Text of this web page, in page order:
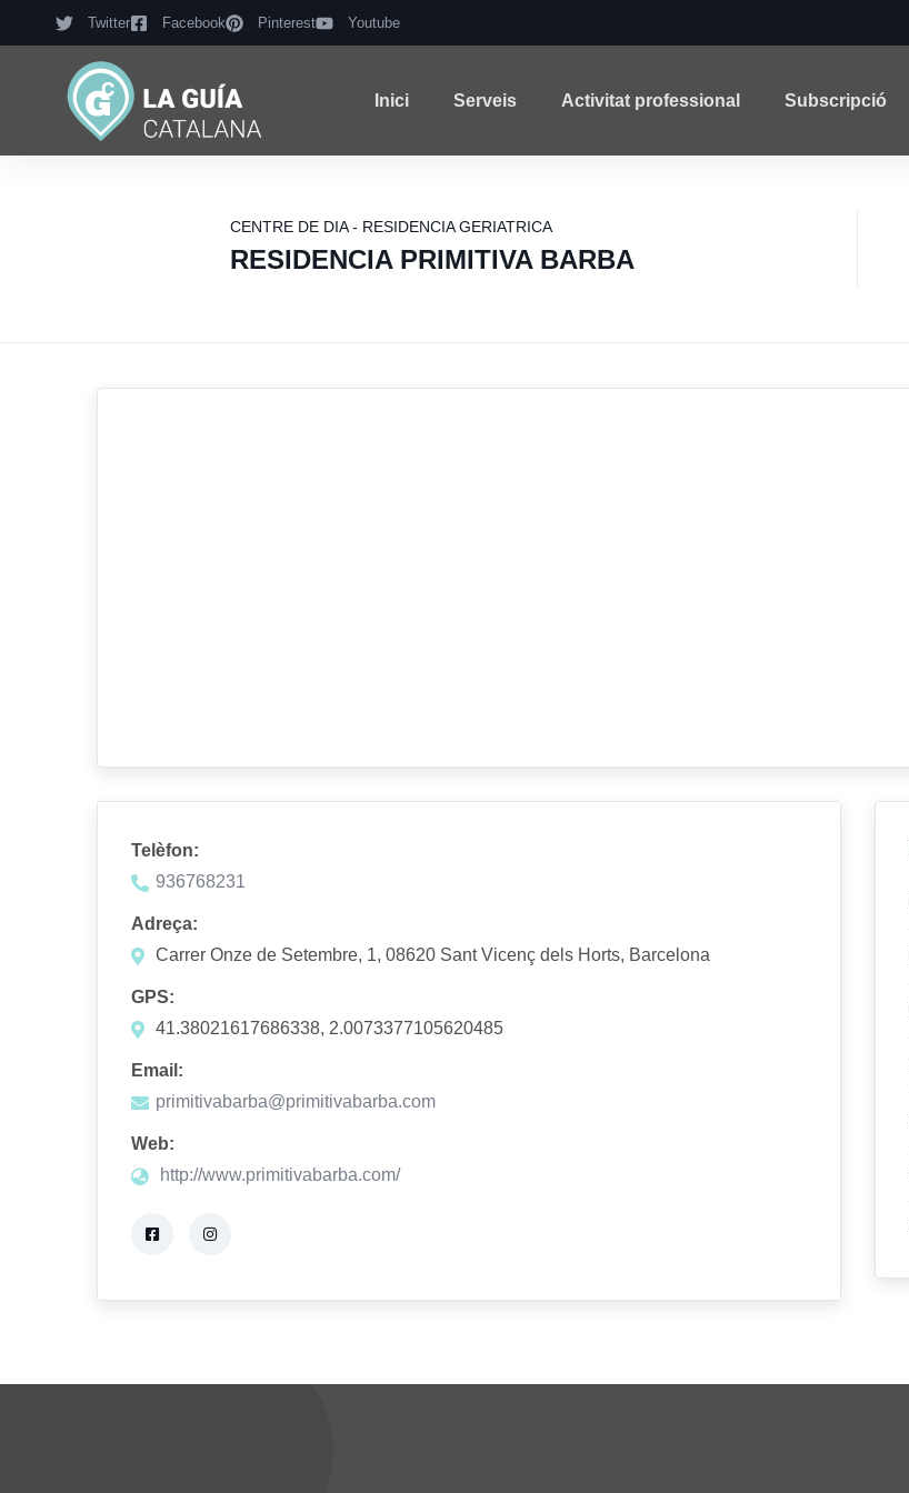
Twitter Facebook Pinterest Youtube
Inici Serveis Activitat professional Subscripció
CENTRE DE DIA - RESIDENCIA GERIATRICA
RESIDENCIA PRIMITIVA BARBA
Telèfon:
936768231
Adreça:
Carrer Onze de Setembre, 1, 08620 Sant Vicenç dels Horts, Barcelona
GPS:
41.38021617686338, 2.0073377105620485
Email:
primitivabarba@primitivabarba.com
Web:
http://www.primitivabarba.com/